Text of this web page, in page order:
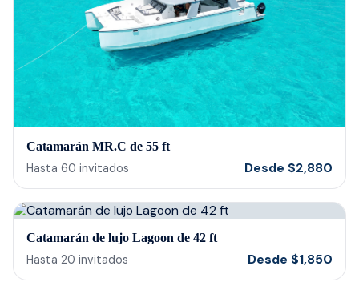
Catamarán MR.C de 55 ft
Hasta 60 invitados Desde $2,880
Catamarán de lujo Lagoon de 42 ft
Hasta 20 invitados Desde $1,850